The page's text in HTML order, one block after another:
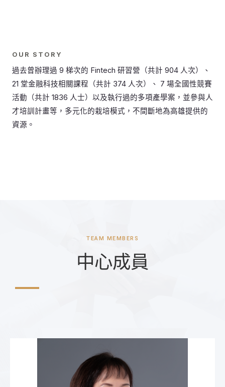
OUR STORY
過去曾辦理過 9 梯次的 Fintech 研習營（共計 904 人次）、
21 堂金融科技相關課程（共計 374 人次）、 7 場全國性競賽
活動（共計 1836 人士）以及執行過的多項產學案，並參與人
才培訓計畫等，多元化的栽培模式，不間斷地為高雄提供的
資源。
TEAM MEMBERS
中心成員